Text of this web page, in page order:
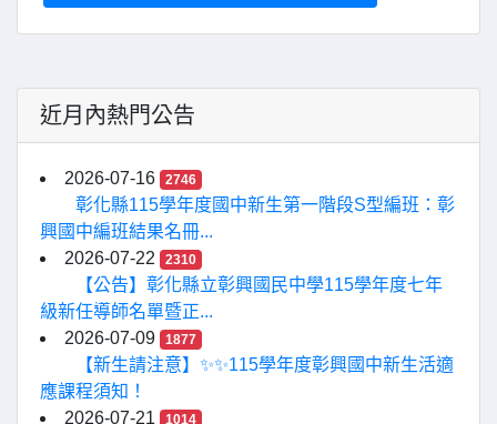
近月內熱門公告
2026-07-16 2746
彰化縣115學年度國中新生第一階段S型編班：彰
興國中編班結果名冊...
2026-07-22
2310
【公告】彰化縣立彰興國民中學115學年度七年
級新任導師名單暨正...
2026-07-09
1877
【新生請注意】✨✨115學年度彰興國中新生活適
應課程須知！
2026-07-21
1014